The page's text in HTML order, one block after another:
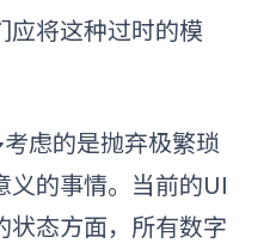
应将这种过时的模
虑的是抛弃极繁琐
义的事情。当前的UI
状态方面，所有数字